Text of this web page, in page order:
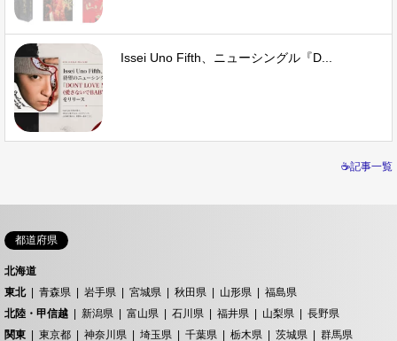
Issei Uno Fifth、ニューシングル『D...
☕記事一覧
都道府県
北海道
東北
青森県 岩手県 宮城県 秋田県 山形県
福島県
北陸・甲信越
新潟県 富山県 石川県 福井県 山梨県
長野県
関東
東京都 神奈川県 埼玉県 千葉県 栃木県 茨城県
群馬県